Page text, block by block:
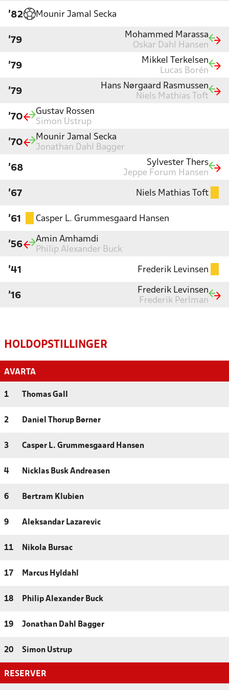
'82 Mounir Jamal Secka
'79
Mohammed Marassa
Oskar Dahl Hansen
'79
Mikkel Terkelsen
Lucas Borén
'79
Hans Nørgaard Rasmussen
Niels Mathias Toft
'70
Gustav Rossen
Simon Ustrup
'70
Mounir Jamal Secka
Jonathan Dahl Bagger
'68
Sylvester Thers
Jeppe Forum Hansen
'67 Niels Mathias Toft
'61 Casper L. Grummesgaard Hansen
'56
Amin Amhamdi
Philip Alexander Buck
'41 Frederik Levinsen
'16
Frederik Levinsen
Frederik Perlman
HOLDOPSTILLINGER
AVARTA
1 Thomas Gall
2 Daniel Thorup Børner
3 Casper L. Grummesgaard Hansen
4 Nicklas Busk Andreasen
6 Bertram Klubien
9 Aleksandar Lazarevic
11 Nikola Bursac
17 Marcus Hyldahl
18 Philip Alexander Buck
19 Jonathan Dahl Bagger
20 Simon Ustrup
RESERVER